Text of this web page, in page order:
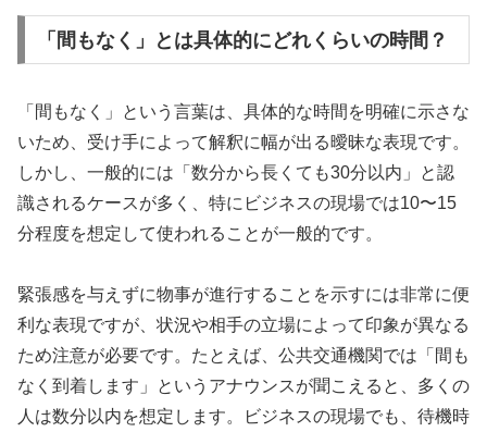
「間もなく」とは具体的にどれくらいの時間？
「間もなく」という言葉は、具体的な時間を明確に示さな
いため、受け手によって解釈に幅が出る曖昧な表現です。
しかし、一般的には「数分から長くても30分以内」と認
識されるケースが多く、特にビジネスの現場では10〜15
分程度を想定して使われることが一般的です。
緊張感を与えずに物事が進行することを示すには非常に便
利な表現ですが、状況や相手の立場によって印象が異なる
ため注意が必要です。たとえば、公共交通機関では「間も
なく到着します」というアナウンスが聞こえると、多くの
人は数分以内を想定します。ビジネスの現場でも、待機時